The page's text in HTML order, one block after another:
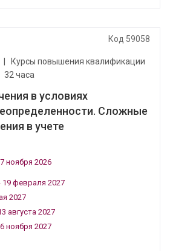
Код 59058
Курсы повышения квалификации
32 часа
в условиях
Сложные
в учете
ноября 2026
19 февраля 2027
2027
августа 2027
ноября 2027